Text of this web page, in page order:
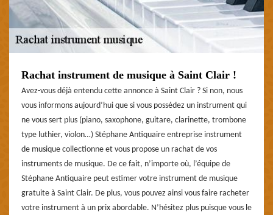
Rachat instrument de musique à Saint Clair !
Avez-vous déjà entendu cette annonce à Saint Clair ? Si non, nous
vous informons aujourd’hui que si vous possédez un instrument qui
ne vous sert plus (piano, saxophone, guitare, clarinette, trombone
type luthier, violon…) Stéphane Antiquaire entreprise instrument
de musique collectionne et vous propose un rachat de vos
instruments de musique. De ce fait, n’importe où, l’équipe de
Stéphane Antiquaire peut estimer votre instrument de musique
gratuite à Saint Clair. De plus, vous pouvez ainsi vous faire racheter
votre instrument à un prix abordable. N’hésitez plus puisque vous le